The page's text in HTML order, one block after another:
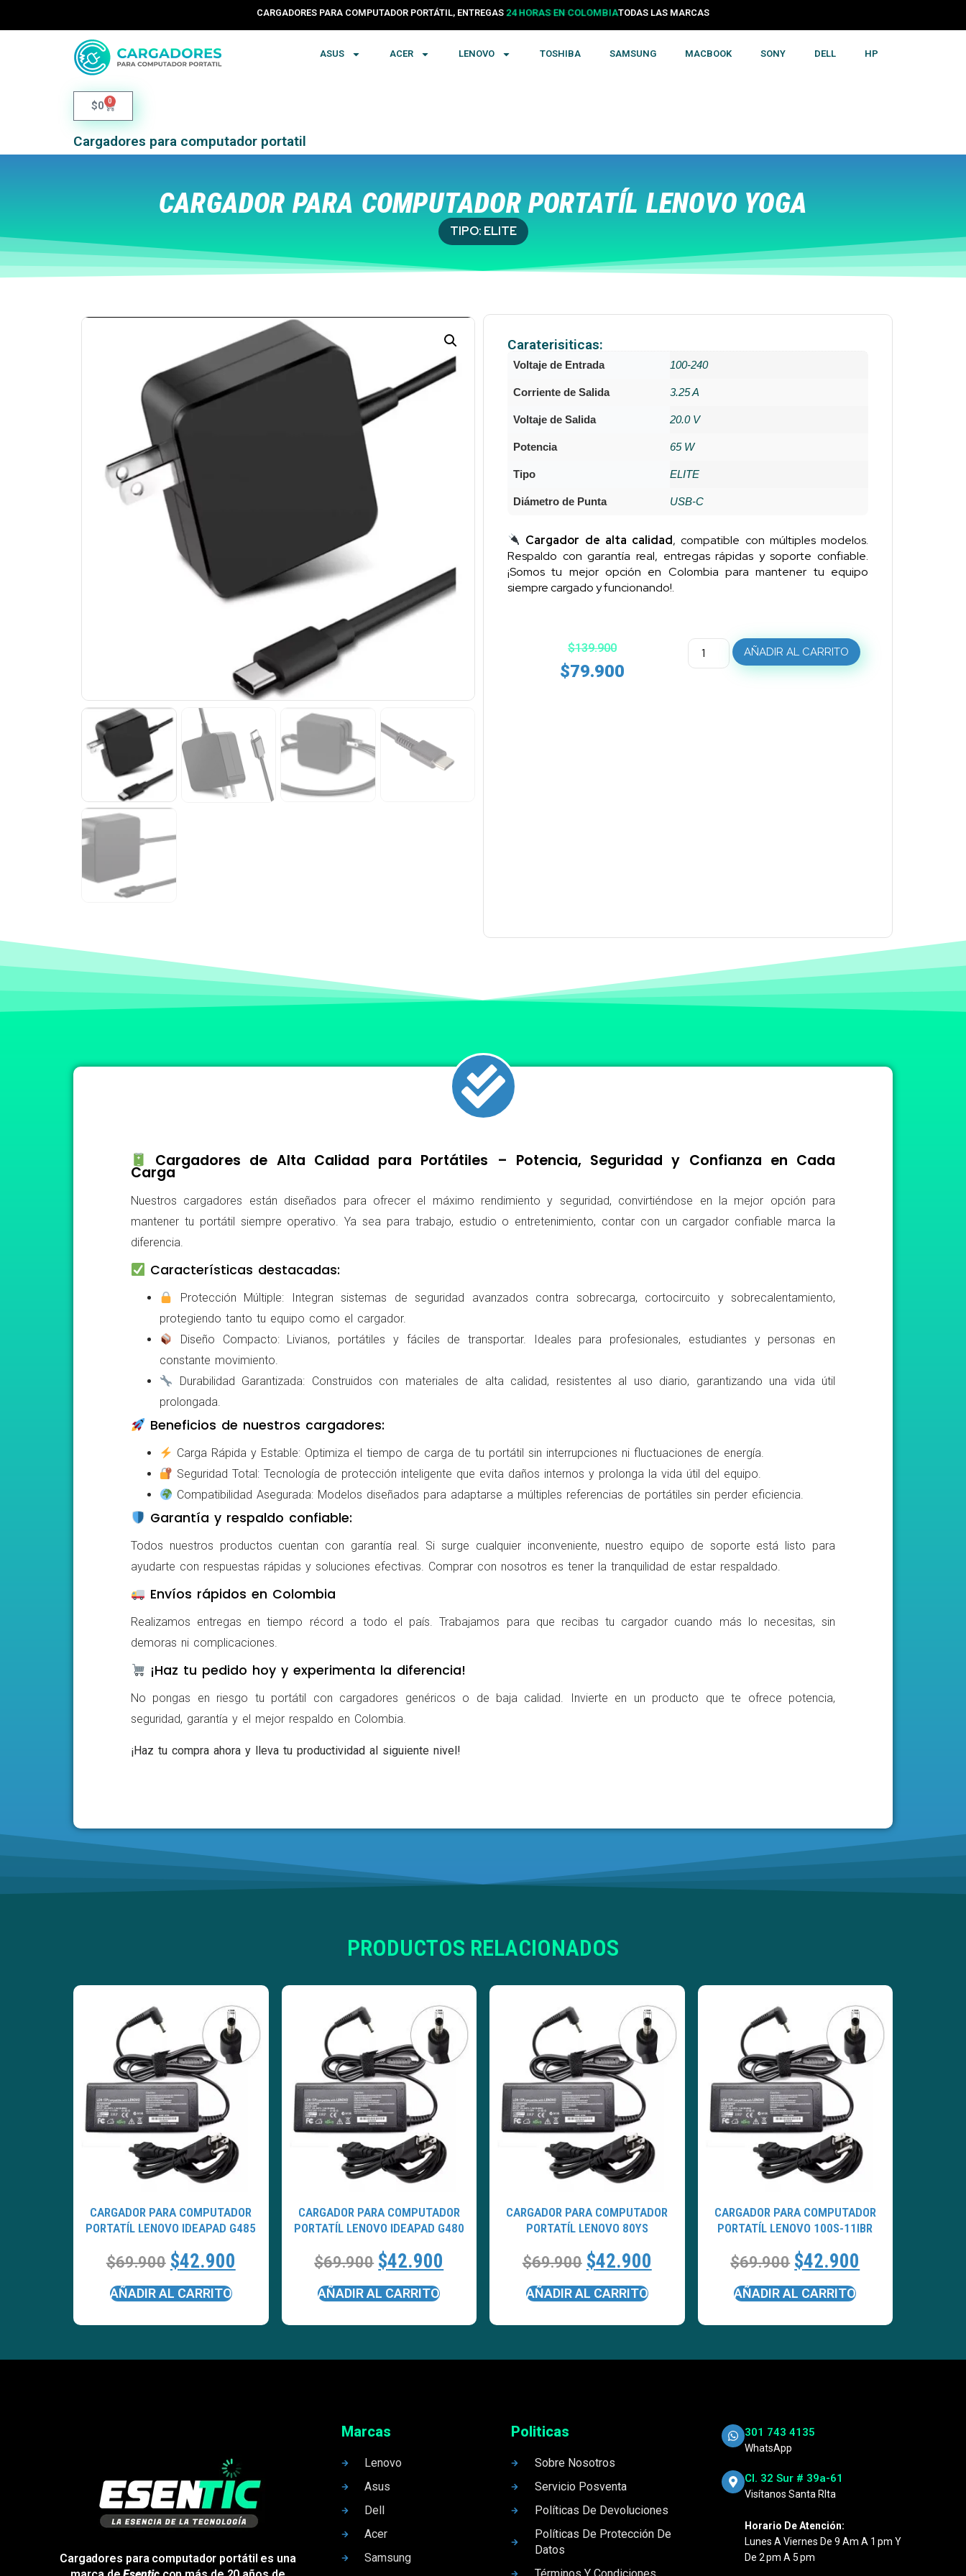
CARGADORES PARA COMPUTADOR PORTÁTIL, ENTREGAS 24 HORAS EN COLOMBIA TODAS LAS MARCAS
ASUS ACER LENOVO TOSHIBA SAMSUNG MACBOOK SONY DELL HP
$0 0
Cargadores para computador portatil
CARGADOR PARA COMPUTADOR PORTATÍL LENOVO YOGA
TIPO: ELITE
Caraterisiticas:
Voltaje de Entrada 100-240
Corriente de Salida 3.25 A
Voltaje de Salida 20.0 V
Potencia 65 W
Tipo ELITE
Diámetro de Punta USB-C
Cargador de alta calidad, compatible con múltiples modelos.
Respaldo con garantía real, entregas rápidas y soporte confiable.
¡Somos tu mejor opción en Colombia para mantener tu equipo
siempre cargado y funcionando!.
$139.900
$79.900
AÑADIR AL CARRITO
Cargadores de Alta Calidad para Portátiles – Potencia, Seguridad y Confianza en Cada
Carga
Nuestros cargadores están diseñados para ofrecer el máximo rendimiento y seguridad, convirtiéndose en la mejor opción para
mantener tu portátil siempre operativo. Ya sea para trabajo, estudio o entretenimiento, contar con un cargador confiable marca la
diferencia.
Características destacadas:
Protección Múltiple: Integran sistemas de seguridad avanzados contra sobrecarga, cortocircuito y sobrecalentamiento,
protegiendo tanto tu equipo como el cargador.
Diseño Compacto: Livianos, portátiles y fáciles de transportar. Ideales para profesionales, estudiantes y personas en
constante movimiento.
Durabilidad Garantizada: Construidos con materiales de alta calidad, resistentes al uso diario, garantizando una vida útil
prolongada.
Beneficios de nuestros cargadores:
Carga Rápida y Estable: Optimiza el tiempo de carga de tu portátil sin interrupciones ni fluctuaciones de energía.
Seguridad Total: Tecnología de protección inteligente que evita daños internos y prolonga la vida útil del equipo.
Compatibilidad Asegurada: Modelos diseñados para adaptarse a múltiples referencias de portátiles sin perder eficiencia.
Garantía y respaldo confiable:
Todos nuestros productos cuentan con garantía real. Si surge cualquier inconveniente, nuestro equipo de soporte está listo para
ayudarte con respuestas rápidas y soluciones efectivas. Comprar con nosotros es tener la tranquilidad de estar respaldado.
Envíos rápidos en Colombia
Realizamos entregas en tiempo récord a todo el país. Trabajamos para que recibas tu cargador cuando más lo necesitas, sin
demoras ni complicaciones.
¡Haz tu pedido hoy y experimenta la diferencia!
No pongas en riesgo tu portátil con cargadores genéricos o de baja calidad. Invierte en un producto que te ofrece potencia,
seguridad, garantía y el mejor respaldo en Colombia.
¡Haz tu compra ahora y lleva tu productividad al siguiente nivel!
PRODUCTOS RELACIONADOS
CARGADOR PARA COMPUTADOR
PORTATÍL LENOVO IDEAPAD G485
$69.900 $42.900
AÑADIR AL CARRITO
CARGADOR PARA COMPUTADOR
PORTATÍL LENOVO IDEAPAD G480
$69.900 $42.900
AÑADIR AL CARRITO
CARGADOR PARA COMPUTADOR
PORTATÍL LENOVO 80YS
$69.900 $42.900
AÑADIR AL CARRITO
CARGADOR PARA COMPUTADOR
PORTATÍL LENOVO 100S-11IBR
$69.900 $42.900
AÑADIR AL CARRITO
Cargadores para computador portátil es una
Marcas
Lenovo
Asus
Dell
Acer
Samsung
Politicas
Sobre Nosotros
Servicio Posventa
Políticas De Devoluciones
Políticas De Protección De
Datos
301 743 4135
WhatsApp
Cl. 32 Sur # 39a-61
Visítanos Santa RIta
Horario De Atención:
Lunes A Viernes De 9 Am A 1 Pm Y
De 2 Pm A 5 Pm